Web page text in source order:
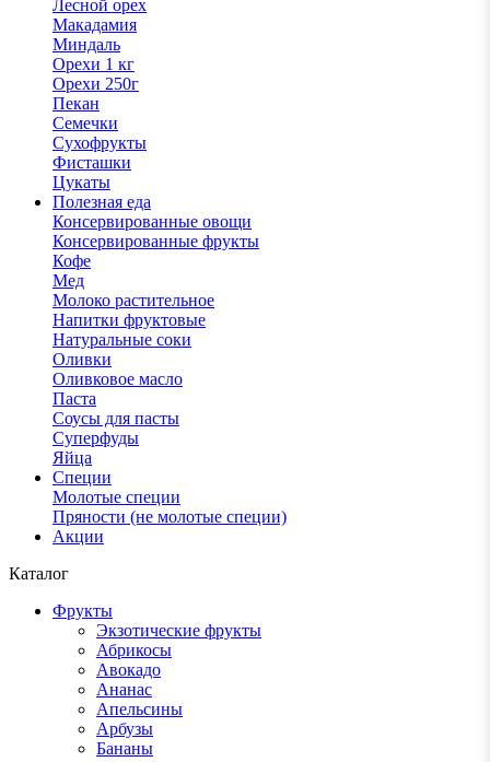
Лесной орех
Макадамия
Миндаль
Орехи 1 кг
Орехи 250г
Пекан
Семечки
Сухофрукты
Фисташки
Цукаты
Полезная еда
Консервированные овощи
Консервированные фрукты
Кофе
Мед
Молоко растительное
Напитки фруктовые
Натуральные соки
Оливки
Оливковое масло
Паста
Соусы для пасты
Суперфуды
Яйца
Специи
Молотые специи
Пряности (не молотые специи)
Акции
Каталог
Фрукты
Экзотические фрукты
Абрикосы
Авокадо
Ананас
Апельсины
Арбузы
Бананы